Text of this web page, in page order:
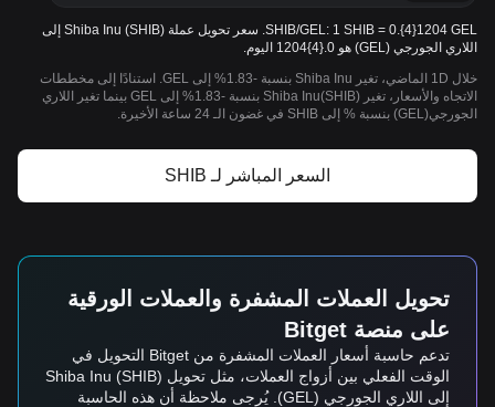
SHIB/GEL: 1 SHIB = 0.{4}1204 GEL. سعر تحويل عملة Shiba Inu (SHIB) إلى
اللاري الجورجي (GEL) هو 0.{4}1204 اليوم.
خلال 1D الماضي، تغير Shiba Inu بنسبة -1.83% إلى GEL. استنادًا إلى مخططات
الاتجاه والأسعار، تغير Shiba Inu(SHIB) بنسبة -1.83% إلى GEL بينما تغير اللاري
الجورجي(GEL) بنسبة % إلى SHIB في غضون الـ 24 ساعة الأخيرة.
السعر المباشر لـ SHIB
تحويل العملات المشفرة والعملات الورقية
على منصة Bitget
تدعم حاسبة أسعار العملات المشفرة من Bitget التحويل في
الوقت الفعلي بين أزواج العملات، مثل تحويل Shiba Inu (SHIB)
إلى اللاري الجورجي (GEL). يُرجى ملاحظة أن هذه الحاسبة